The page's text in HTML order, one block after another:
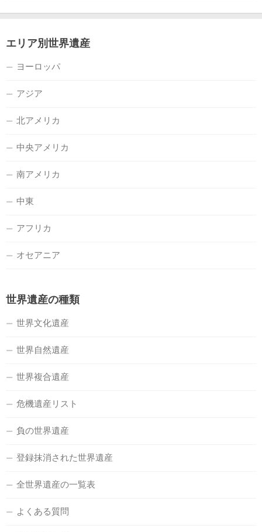
エリア別世界遺産
ヨーロッパ
アジア
北アメリカ
中央アメリカ
南アメリカ
中東
アフリカ
オセアニア
世界遺産の種類
世界文化遺産
世界自然遺産
世界複合遺産
危機遺産リスト
負の世界遺産
登録抹消された世界遺産
全世界遺産の一覧表
よくある質問